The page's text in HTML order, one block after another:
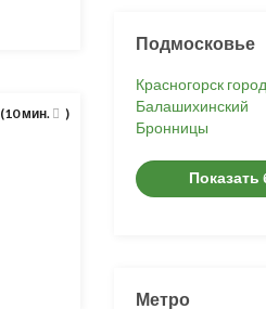
мин. )
Подмосковье
Красногорск
Балашихинский
Бронницы
Метро